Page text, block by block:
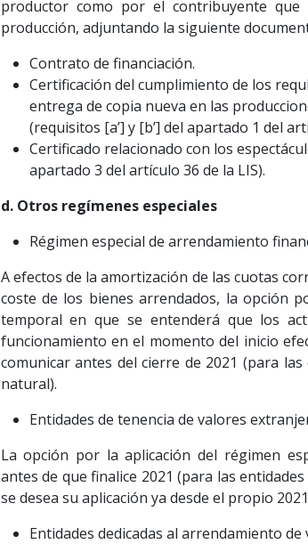
productor como por el contribuyente
producción, adjuntando la siguiente
Contrato de financiación.
Certificación del cumplimiento de los
entrega de copia nueva en las
(requisitos [a’] y [b’] del apartado 1 del
Certificado relacionado con los
apartado 3 del artículo 36 de la LIS).
d. Otros regímenes especiales
Régimen especial de arrendamiento
A efectos de la amortización de las cuotas
coste de los bienes arrendados, la opción
temporal en que se entenderá que los
funcionamiento en el momento del inicio
comunicar antes del cierre de 2021 (para
natural).
Entidades de tenencia de valores
La opción por la aplicación del régimen
antes de que finalice 2021 (para las
se desea su aplicación ya desde el propio
Entidades dedicadas al arrendamiento de